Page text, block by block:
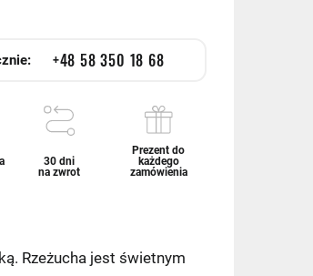
+48 58 350 18 68
30 dni
na zwrot
Prezent do
każdego
zamówienia
Rzeżucha jest świetnym